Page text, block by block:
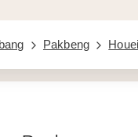
Pakbeng